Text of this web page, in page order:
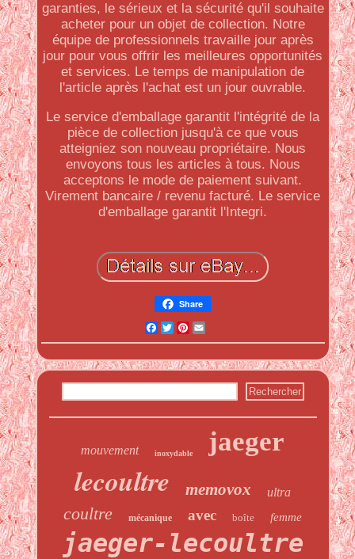
garanties, le sérieux et la sécurité qu'il souhaite
acheter pour un objet de collection. Notre
équipe de professionnels travaille jour après
jour pour vous offrir les meilleures opportunités
et services. Le temps de manipulation de
l'article après l'achat est un jour ouvrable.
Le service d'emballage garantit l'intégrité de la
pièce de collection jusqu'à ce que vous
atteigniez son nouveau propriétaire. Nous
envoyons tous les articles à tous. Nous
acceptons le mode de paiement suivant.
Virement bancaire / revenu facturé. Le service
d'emballage garantit l'Integri.
Share
Facebook
Twitter
Pinterest
Email
mouvement inoxydable jaeger
lecoultre memovox ultra
coultre mécanique avec boîte femme
jaeger-lecoultre